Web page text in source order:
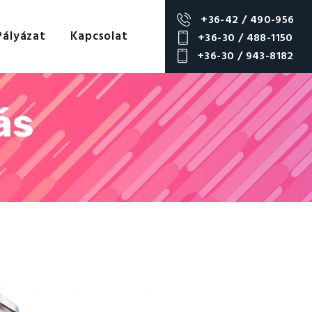
Kapcsolat
+36-42 / 490-956
+36-30 / 488-1150
+36-30 / 943-8182